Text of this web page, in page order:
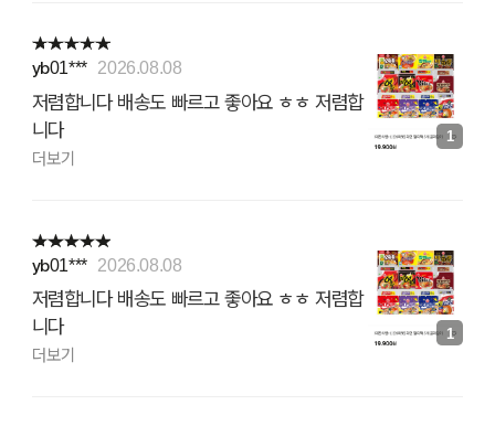
yb01*** 2026.08.08
저렴합니다 배송도 빠르고 좋아요 ㅎㅎ 저렴합
니다
더보기
1
yb01*** 2026.08.08
저렴합니다 배송도 빠르고 좋아요 ㅎㅎ 저렴합
니다
더보기
1